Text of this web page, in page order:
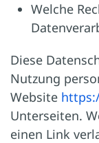
Welche
Diese
Nutzung
Website
Unterseiten.
einen Link